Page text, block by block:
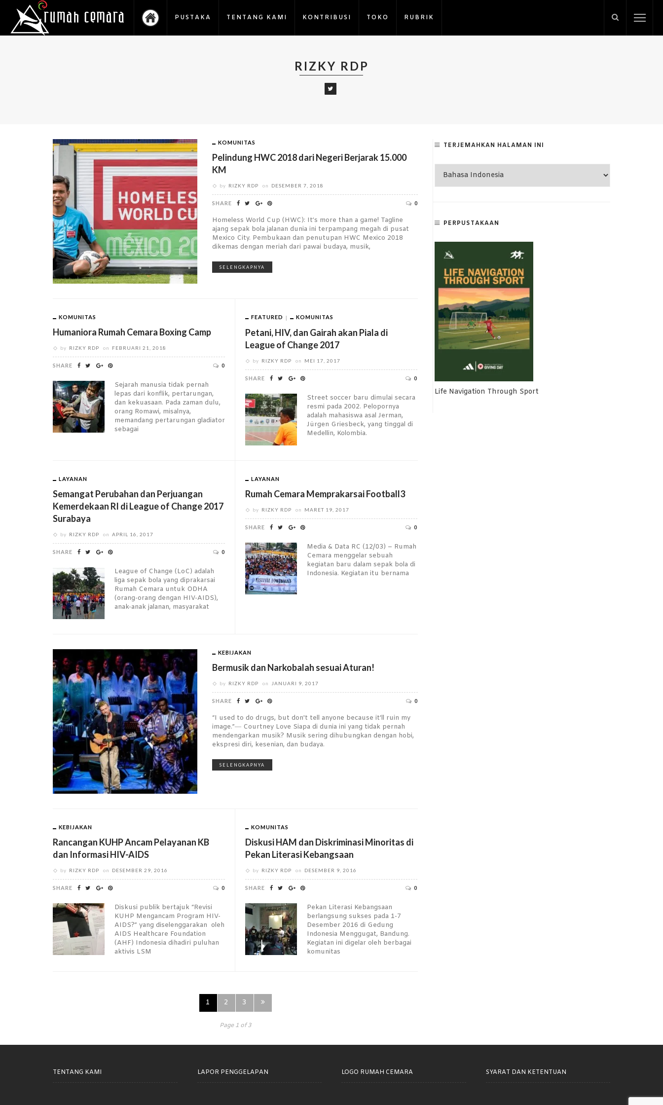
PUSTAKA TENTANG KAMI KONTRIBUSI TOKO RUBRIK
RIZKY RDP
KOMUNITAS
Pelindung HWC 2018 dari Negeri Berjarak 15.000
KM
by RIZKY RDP on DESEMBER 7, 2018
SHARE 0
Homeless World Cup (HWC): It’s more than a game! Tagline
ajang sepak bola jalanan dunia ini terpampang megah di pusat
Mexico City. Pembukaan dan penutupan HWC Mexico 2018
dikemas dengan meriah dari pawai budaya, musik,
SELENGKAPNYA
KOMUNITAS
Humaniora Rumah Cemara Boxing Camp
by RIZKY RDP on FEBRUARI 21, 2018
SHARE 0
Sejarah manusia tidak pernah
lepas dari konflik, pertarungan,
dan kekuasaan. Pada zaman dulu,
orang Romawi, misalnya,
memandang pertarungan gladiator
sebagai
FEATURED KOMUNITAS
Petani, HIV, dan Gairah akan Piala di
League of Change 2017
by RIZKY RDP on MEI 17, 2017
SHARE 0
Street soccer baru dimulai secara
resmi pada 2002. Pelopornya
adalah mahasiswa asal Jerman,
Jürgen Griesbeck, yang tinggal di
Medellin, Kolombia.
LAYANAN
Semangat Perubahan dan Perjuangan
Kemerdekaan RI di League of Change 2017
Surabaya
by RIZKY RDP on APRIL 16, 2017
SHARE 0
League of Change (LoC) adalah
liga sepak bola yang diprakarsai
Rumah Cemara untuk ODHA
(orang-orang dengan HIV-AIDS),
anak-anak jalanan, masyarakat
LAYANAN
Rumah Cemara Memprakarsai Football3
by RIZKY RDP on MARET 19, 2017
SHARE 0
Media & Data RC (12/03) – Rumah
Cemara menggelar sebuah
kegiatan baru dalam sepak bola di
Indonesia. Kegiatan itu bernama
KEBIJAKAN
Bermusik dan Narkobalah sesuai Aturan!
by RIZKY RDP on JANUARI 9, 2017
SHARE 0
“I used to do drugs, but don't tell anyone because it'll ruin my
image.”― Courtney Love Siapa di dunia ini yang tidak pernah
mendengarkan musik? Musik sering dihubungkan dengan hobi,
ekspresi diri, kesenian, dan budaya.
SELENGKAPNYA
KEBIJAKAN
Rancangan KUHP Ancam Pelayanan KB
dan Informasi HIV-AIDS
by RIZKY RDP on DESEMBER 29, 2016
SHARE 0
Diskusi publik bertajuk “Revisi
KUHP Mengancam Program HIV-
AIDS?” yang diselenggarakan oleh
AIDS Healthcare Foundation
(AHF) Indonesia dihadiri puluhan
aktivis LSM
KOMUNITAS
Diskusi HAM dan Diskriminasi Minoritas di
Pekan Literasi Kebangsaan
by RIZKY RDP on DESEMBER 9, 2016
SHARE 0
Pekan Literasi Kebangsaan
berlangsung sukses pada 1-7
Desember 2016 di Gedung
Indonesia Menggugat, Bandung.
Kegiatan ini digelar oleh berbagai
komunitas
1 2 3
Page 1 of 3
TERJEMAHKAN HALAMAN INI
PERPUSTAKAAN
Life Navigation Through Sport
TENTANG KAMI LAPOR PENGGELAPAN LOGO RUMAH CEMARA SYARAT DAN KETENTUAN